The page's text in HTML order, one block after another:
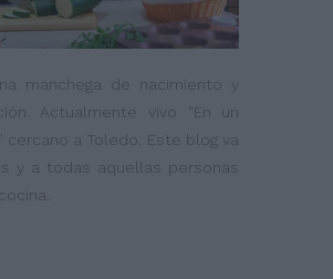
manchega de nacimiento y
Actualmente vivo "En un
cercano a Toledo. Este blog va
y a todas aquellas personas